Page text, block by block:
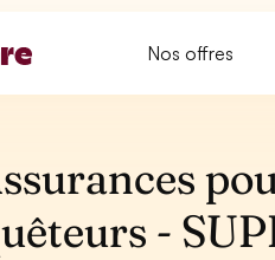
Nos offres
-